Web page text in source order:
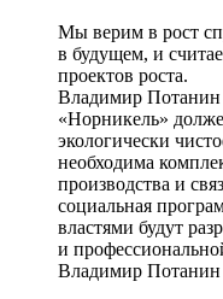
Мы верим в рост
в будущем, и
проектов роста.
Владимир Потанин
«Норникель»
экологически
необходима
производства и
социальная
властями будут
и
Владимир Потанин